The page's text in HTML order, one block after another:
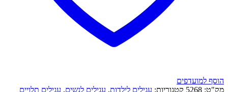
הוסף למועדפים
מק"ט: 5268 קטגוריות: עגילים לילדות, עגילים לנשים, עגילים תלויים